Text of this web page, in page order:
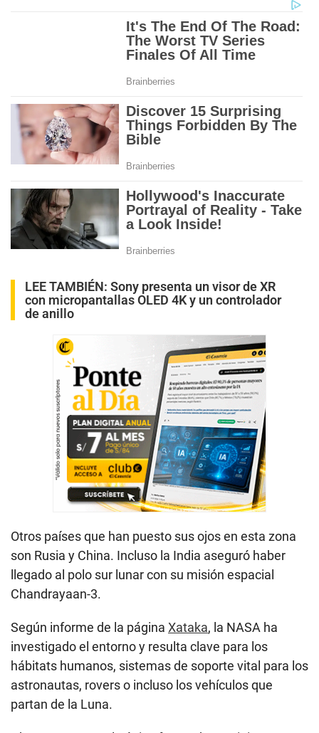
LEE TAMBIÉN: Sony presenta un visor de XR
con micropantallas OLED 4K y un controlador
de anillo
Otros países que han puesto sus ojos en esta zona
son Rusia y China. Incluso la India aseguró haber
llegado al polo sur lunar con su misión espacial
Chandrayaan-3.
Según informe de la página Xataka, la NASA ha
investigado el entorno y resulta clave para los
hábitats humanos, sistemas de soporte vital para los
astronautas, rovers o incluso los vehículos que
partan de la Luna.